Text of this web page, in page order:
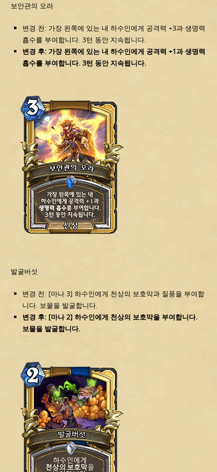
보안관의 오라
변경 전: 가장 왼쪽에 있는 내 하수인에게 공격력 +3과 생명력
흡수를 부여합니다. 3턴 동안 지속됩니다.
변경 후: 가장 왼쪽에 있는 내 하수인에게 공격력 +1과 생명력
흡수를 부여합니다. 3턴 동안 지속됩니다.
발굴버섯
변경 전: [마나 3] 하수인에게 천상의 보호막과 질풍을 부여합
니다. 보물을 발굴합니다.
변경 후: [마나 2] 하수인에게 천상의 보호막을 부여합니다.
보물을 발굴합니다.